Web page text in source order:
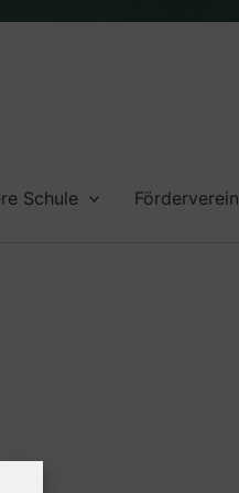
Schule Förderverein